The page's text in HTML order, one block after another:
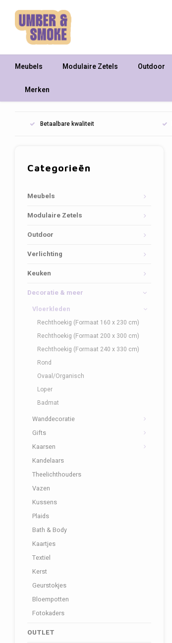
Meubels Modulaire Zetels Outdoor
Merken
Betaalbare kwaliteit
Categorieën
Meubels
Modulaire Zetels
Outdoor
Verlichting
Keuken
Decoratie & meer
Vloerkleden
Rechthoekig (Formaat 160 x 230 cm)
Rechthoekig (Formaat 200 x 300 cm)
Rechthoekig (Formaat 240 x 330 cm)
Rond
Ovaal/Organisch
Loper
Badmat
Wanddecoratie
Gifts
Kaarsen
Kandelaars
Theelichthouders
Vazen
Kussens
Plaids
Bath & Body
Kaartjes
Textiel
Kerst
Geurstokjes
Bloempotten
Fotokaders
OUTLET